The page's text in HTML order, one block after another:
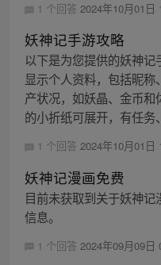
1 个回答 2024年10月01日
妖神记手游攻略
以下是为您提供的妖神
显示个人资料，包括昵
产状况，如妖晶、金币
的小折纸可展开，有任务
1 个回答 2024年10月01日
妖神记漫画免费
目前未获取到关于妖神
信息。
1 个回答 2024年09月09日